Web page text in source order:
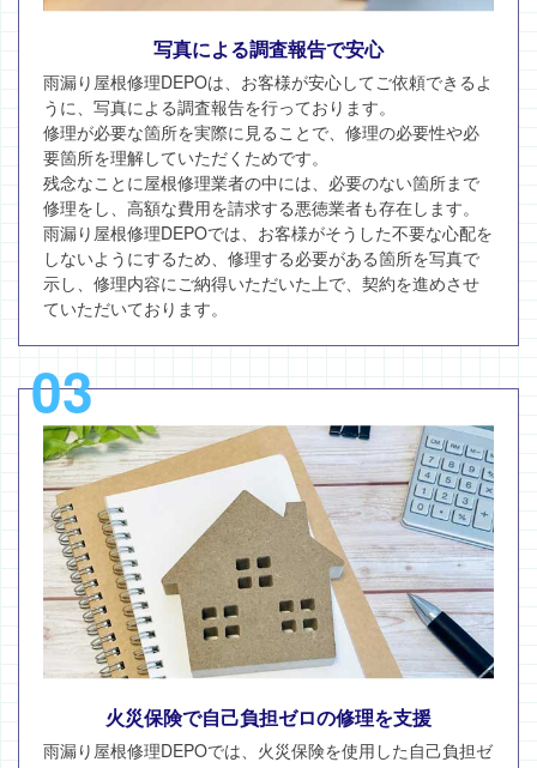
写真による調査報告で安心
雨漏り屋根修理DEPOは、お客様が安心してご依頼できるよ
うに、写真による調査報告を行っております。
修理が必要な箇所を実際に見ることで、修理の必要性や必
要箇所を理解していただくためです。
残念なことに屋根修理業者の中には、必要のない箇所まで
修理をし、高額な費用を請求する悪徳業者も存在します。
雨漏り屋根修理DEPOでは、お客様がそうした不要な心配を
しないようにするため、修理する必要がある箇所を写真で
示し、修理内容にご納得いただいた上で、契約を進めさせ
ていただいております。
03
火災保険で自己負担ゼロの修理を支援
雨漏り屋根修理DEPOでは、火災保険を使用した自己負担ゼ